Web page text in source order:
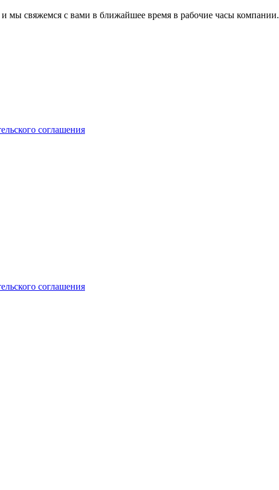
мы свяжемся с вами в ближайшее время в рабочие часы компании.
соглашения
соглашения